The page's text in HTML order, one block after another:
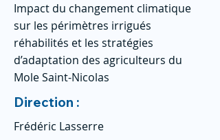
Impact du changement climatique
sur les périmètres irrigués
réhabilités et les stratégies
d’adaptation des agriculteurs du
Mole Saint-Nicolas
Direction :
Frédéric Lasserre